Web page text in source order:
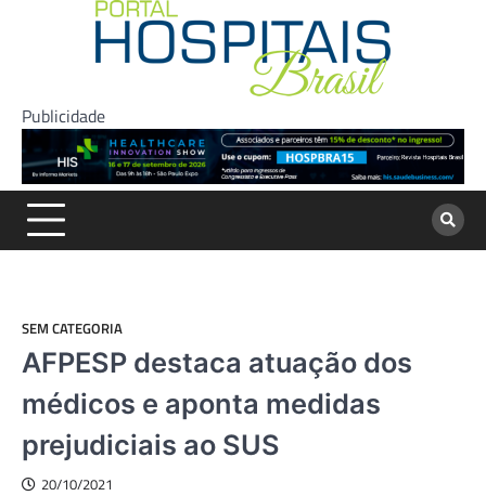
Publicidade
SEM CATEGORIA
AFPESP destaca atuação dos
médicos e aponta medidas
prejudiciais ao SUS
20/10/2021